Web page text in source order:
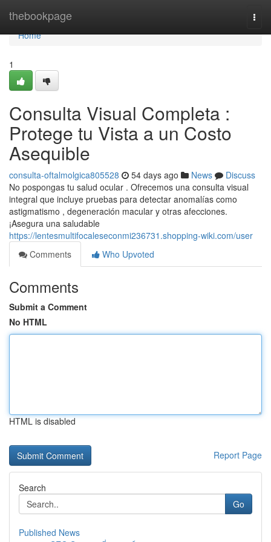
thebookpage
Home
Home
1
Consulta Visual Completa :
Protege tu Vista a un Costo
Asequible
consulta-oftalmolgica805528 54 days ago News
Discuss
No pospongas tu salud ocular . Ofrecemos una consulta visual
integral que incluye pruebas para detectar anomalías como
astigmatismo , degeneración macular y otras afecciones.
¡Asegura una saludable
https://lentesmultifocaleseconmi236731.shopping-wiki.com/user
Comments
Who Upvoted
Comments
Submit a Comment
No HTML
HTML is disabled
Report Page
Search
Go
Published News